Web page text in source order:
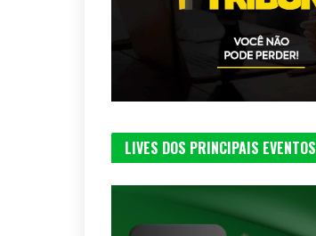
LIVES DOS PRINCIPAIS EVENTOS